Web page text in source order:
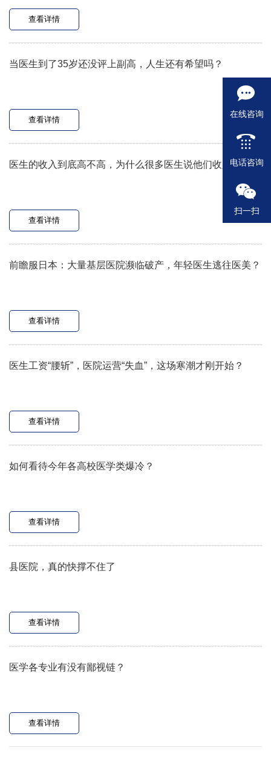
查看详情
当医生到了35岁还没评上副高，人生还有希望吗？
查看详情
医生的收入到底高不高，为什么很多医生说他们收入很低？
查看详情
前瞻服日本：大量基层医院濒临破产，年轻医生逃往医美？
查看详情
医生工资“腰斩”，医院运营“失血”，这场寒潮才刚开始？
查看详情
如何看待今年各高校医学类爆冷？
查看详情
县医院，真的快撑不住了
查看详情
医学各专业有没有鄙视链？
查看详情
在线咨询
电话咨询
扫一扫